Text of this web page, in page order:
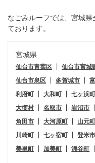
なごみルーフでは、宮城
ております。
宮城県
仙台市青葉区 仙台市宮城
仙台市泉区
多賀城市
利府町
大和町 七ヶ浜
大衡村
名取市 岩沼市
角田市
大河原町 山元
川崎町
七ヶ宿町 登米市
美里町
加美町 涌谷町